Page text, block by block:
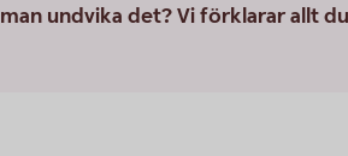
undvika det? Vi förklarar allt du